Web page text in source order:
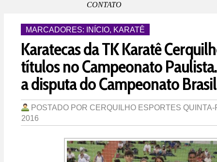
CONTATO
MARCADORES: INÍCIO, KARATÊ
Karatecas da TK Karatê
títulos no Campeonato
a disputa do Campeonato
POSTADO POR CERQUILHO ESPORTES
2016